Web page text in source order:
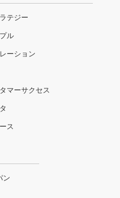
テジー
ル
ーション
マーサクセス
ス
ン